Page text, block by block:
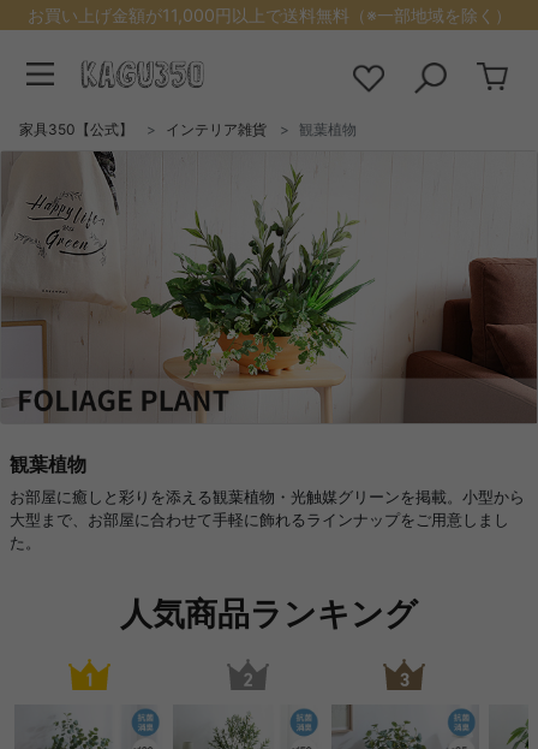
お買い上げ金額が11,000円以上で送料無料（※一部地域を除く）
家具350【公式】 インテリア雑貨 観葉植物
観葉植物
お部屋に癒しと彩りを添える観葉植物・光触媒グリーンを掲載。小型から
大型まで、お部屋に合わせて手軽に飾れるラインナップをご用意しまし
た。
人気商品ランキング